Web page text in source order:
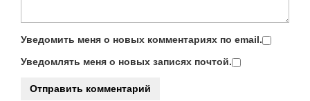
Уведомить меня о новых комментариях по email.
Уведомлять меня о новых записях почтой.